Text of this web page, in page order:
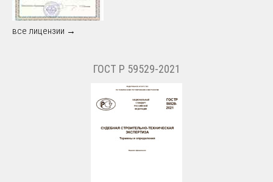
все лицензии →
ГОСТ Р 59529-2021